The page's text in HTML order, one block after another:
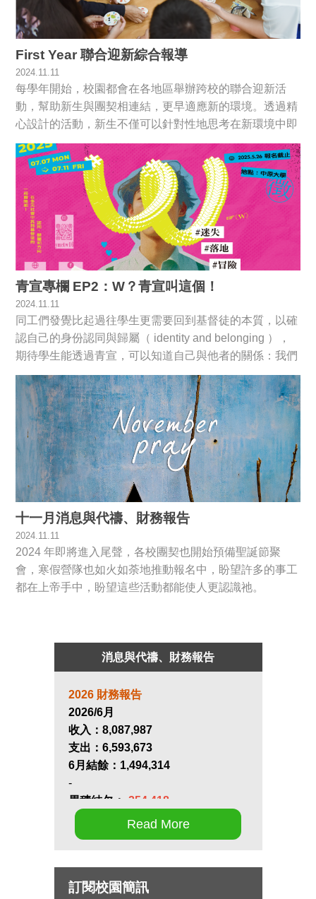
消息與代禱、財務報告
2026 財務報告
2026/6月
收入：8,087,987
支出：6,593,673
6月結餘： 1,494,314
-
累積結欠：
-254,418
第十七屆畢業生同行營將於九月 11
請為節目內容的安排和報名推動禱
告。
Read More
訂閱校園簡訊
First Year 聯合迎新綜合報導
2024.11.11
每學年開始，校園都會在各地區舉辦跨校的聯合迎新活
動，幫助新生與團契相連結，更早適應新的環境。透過精
心設計的活動，新生不僅可以針對性地思考在新環境中即
將要面對的重大問題，更能從學長姊和輔導的言傳身教中
學到寶貴的經驗。
青宣專欄 EP2：W？青宣叫這個！
2024.11.11
同工們發覺比起過往學生更需要回到基督徒的本質，以確
認自己的身份認同與歸屬（ identity and belonging ），
期待學生能透過青宣，可以知道自己與他者的關係：我們
活在世界，卻不屬世界；基督徒們作為迥然不同的肢體，
卻在基督裡同為一個身體。
十一月消息與代禱、財務報告
2024.11.11
2024 年即將進入尾聲，各校團契也開始預備聖誕節聚
會，寒假營隊也如火如荼地推動報名中，盼望許多的事工
都在上帝手中，盼望這些活動都能使人更認識祂。